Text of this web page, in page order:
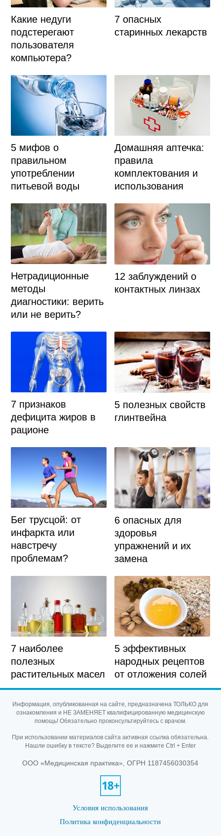
Какие недуги
подстерегают
пользователя
компьютера?
7 опасных
старинных лекарств
5 мифов о
правильном
употреблении
питьевой воды
Домашняя аптечка:
правила
комплектования и
использования
Нетрадиционные
методы
диагностики: верить
или не верить?
12 заблуждений о
контактных линзах
7 признаков
дефицита жиров в
рационе
5 полезных свойств
глинтвейна
Бег трусцой: от
инфаркта или
навстречу
проблемам?
6 опасных для
здоровья
упражнений и их
замена
7 наиболее
полезных
растительных масел
5 эффективных
народных рецептов
от отложения солей
Информация, опубликованная на сайте, предназначена ТОЛЬКО для
ознакомления и НЕ ЗАМЕНЯЕТ квалифицированную медицинскую
помощь! Обязательно проконсультируйтесь с врачом.
При использовании материалов сайта активная ссылка обязательна.
Нашли ошибку в тексте? Выделите ее и нажмите Ctrl + Enter
ООО «Медицинская практика», ОГРН 1187456030354
Условия использования
Политика конфиденциальности